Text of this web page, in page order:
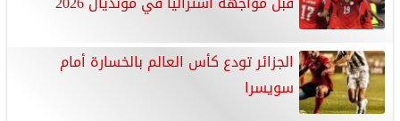
الجزائر تودع كأس العالم بالخسارة أمام
سويسرا